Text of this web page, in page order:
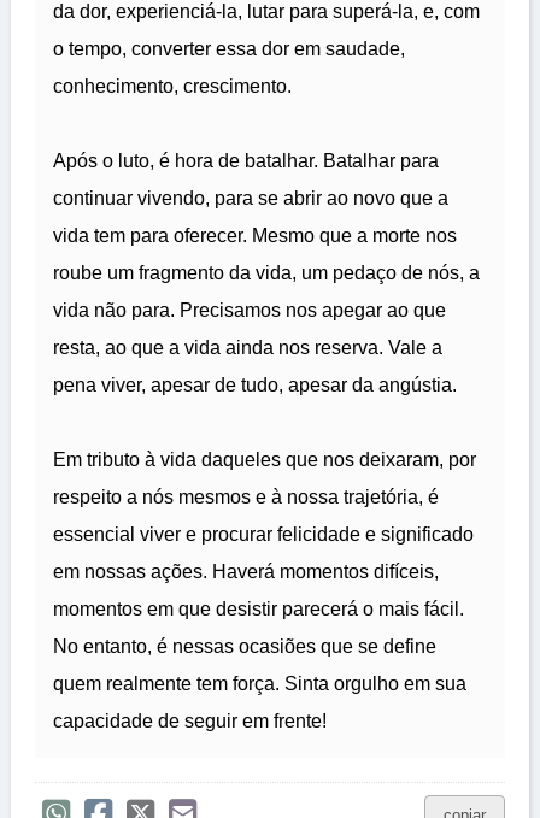
da dor, experienciá-la, lutar para superá-la, e, com
o tempo, converter essa dor em saudade,
conhecimento, crescimento.
Após o luto, é hora de batalhar. Batalhar para
continuar vivendo, para se abrir ao novo que a
vida tem para oferecer. Mesmo que a morte nos
roube um fragmento da vida, um pedaço de nós, a
vida não para. Precisamos nos apegar ao que
resta, ao que a vida ainda nos reserva. Vale a
pena viver, apesar de tudo, apesar da angústia.
Em tributo à vida daqueles que nos deixaram, por
respeito a nós mesmos e à nossa trajetória, é
essencial viver e procurar felicidade e significado
em nossas ações. Haverá momentos difíceis,
momentos em que desistir parecerá o mais fácil.
No entanto, é nessas ocasiões que se define
quem realmente tem força. Sinta orgulho em sua
capacidade de seguir em frente!